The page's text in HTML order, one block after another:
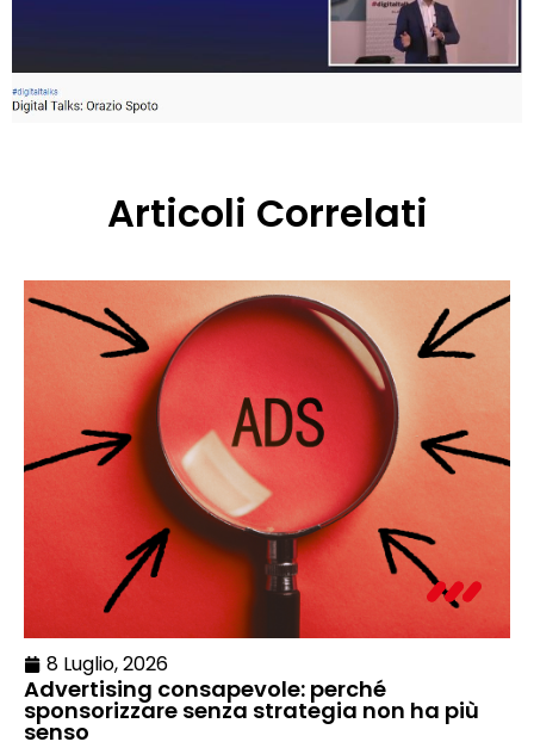
Articoli Correlati
8 Luglio, 2026
Advertising consapevole: perché
sponsorizzare senza strategia non ha più
senso